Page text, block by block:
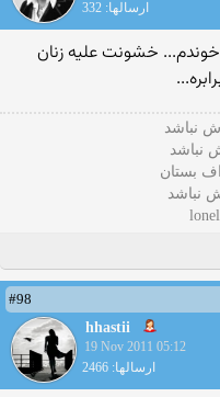
ارسالها: 332
خشونت علیه زنان
نباشد
نباشد
بستان
نباشد
#98
hhastii
19 Nov 2011 05:12
ارسالها: 2466